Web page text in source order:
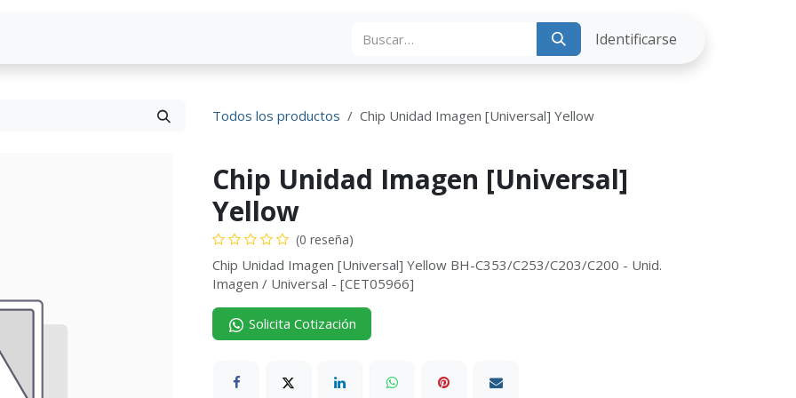
Convocatoria Identificarse
Todos los productos Chip Unidad Imagen [Universal] Yellow
Chip Unidad Imagen [Universal]
Yellow
(0 reseña)
Chip Unidad Imagen [Universal] Yellow BH-C353/C253/C203/C200 - Unid.
Imagen / Universal - [CET05966]
Solicita Cotización